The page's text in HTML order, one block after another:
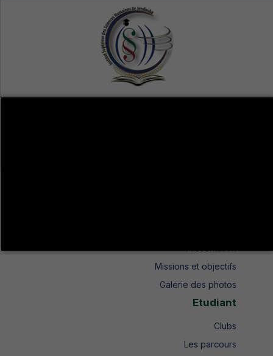
Missions et objectifs
Galerie des photos
Etudiant
Clubs
Les parcours